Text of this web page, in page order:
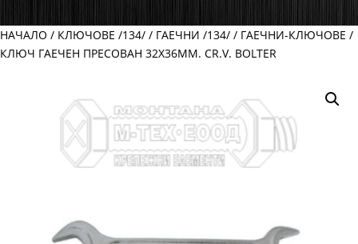
НАЧАЛО / КЛЮЧОВЕ /134/ / ГАЕЧНИ /134/ / ГАЕЧНИ-КЛЮЧОВЕ /
КЛЮЧ ГАЕЧЕН ПРЕСОВАН 32Х36ММ. CR.V. BOLTER